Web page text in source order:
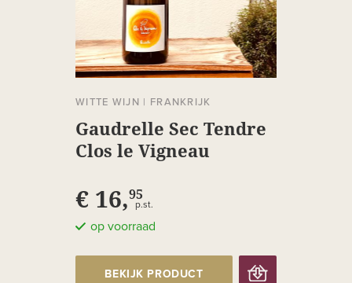
WITTE WIJN | FRANKRIJK
Gaudrelle Sec Tendre
Clos le Vigneau
€ 16,95
p.st.
op voorraad
BEKIJK PRODUCT